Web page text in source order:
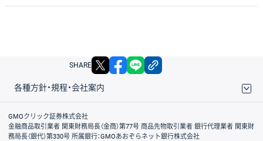
SHARE X facebook
各種方針・規程・会社案内
取引規程・約款
サイトマップ
その他のご案内
個人情報保護方針
最良執行方針
サイトのご利用について
ディスクレイマー
信託保全
リスク説明
会社案内
GMOクリック証券株式会社
金融商品取引業者 関東財務局長（金商）第77号 商品先物取引業者 銀行代理業者 関東財
務局長（銀代）第330号 所属銀行：GMOあおぞらネット銀行株式会社